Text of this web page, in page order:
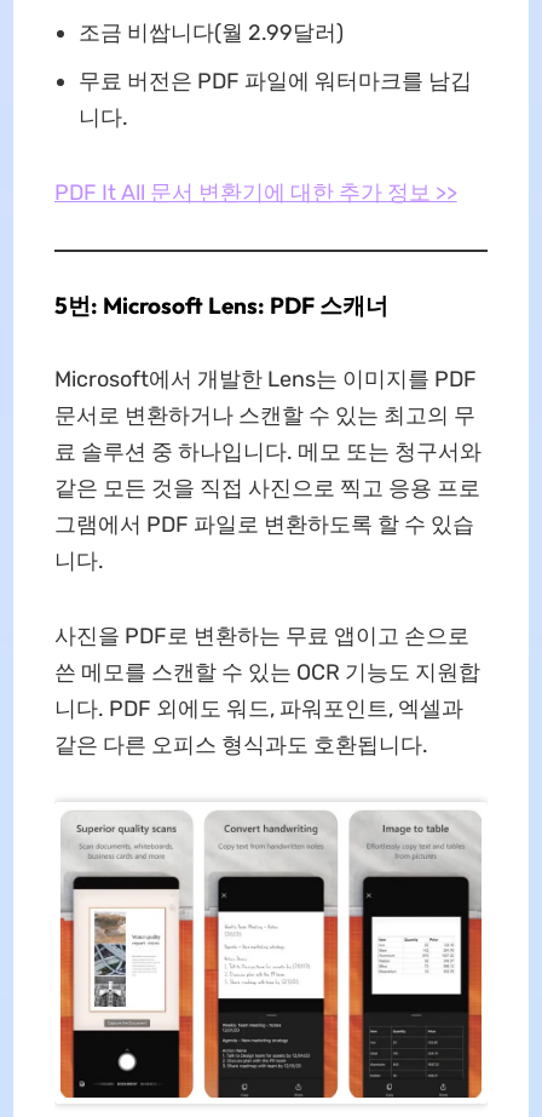
조금 비쌉니다(월 2.99달러)
무료 버전은 PDF 파일에 워터마크를 남깁
니다.
PDF It All 문서 변환기에 대한 추가 정보 >>
5번: Microsoft Lens: PDF 스캐너
Microsoft에서 개발한 Lens는 이미지를 PDF
문서로 변환하거나 스캔할 수 있는 최고의 무
료 솔루션 중 하나입니다. 메모 또는 청구서와
같은 모든 것을 직접 사진으로 찍고 응용 프로
그램에서 PDF 파일로 변환하도록 할 수 있습
니다.
사진을 PDF로 변환하는 무료 앱이고 손으로
쓴 메모를 스캔할 수 있는 OCR 기능도 지원합
니다. PDF 외에도 워드, 파워포인트, 엑셀과
같은 다른 오피스 형식과도 호환됩니다.